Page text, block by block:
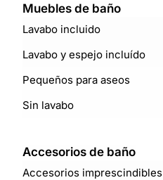
Muebles de baño
Lavabo incluido
Lavabo y espejo incluído
Pequeños para aseos
Sin lavabo
Accesorios de baño
Accesorios imprescindibles